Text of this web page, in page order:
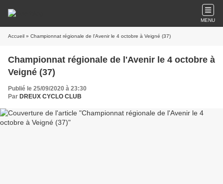
MENU
Accueil » Championnat régionale de l'Avenir le 4 octobre à Veigné (37)
Championnat régionale de l'Avenir le 4 octobre à
Veigné (37)
Publié le 25/09/2020 à 23:30
Par DREUX CYCLO CLUB